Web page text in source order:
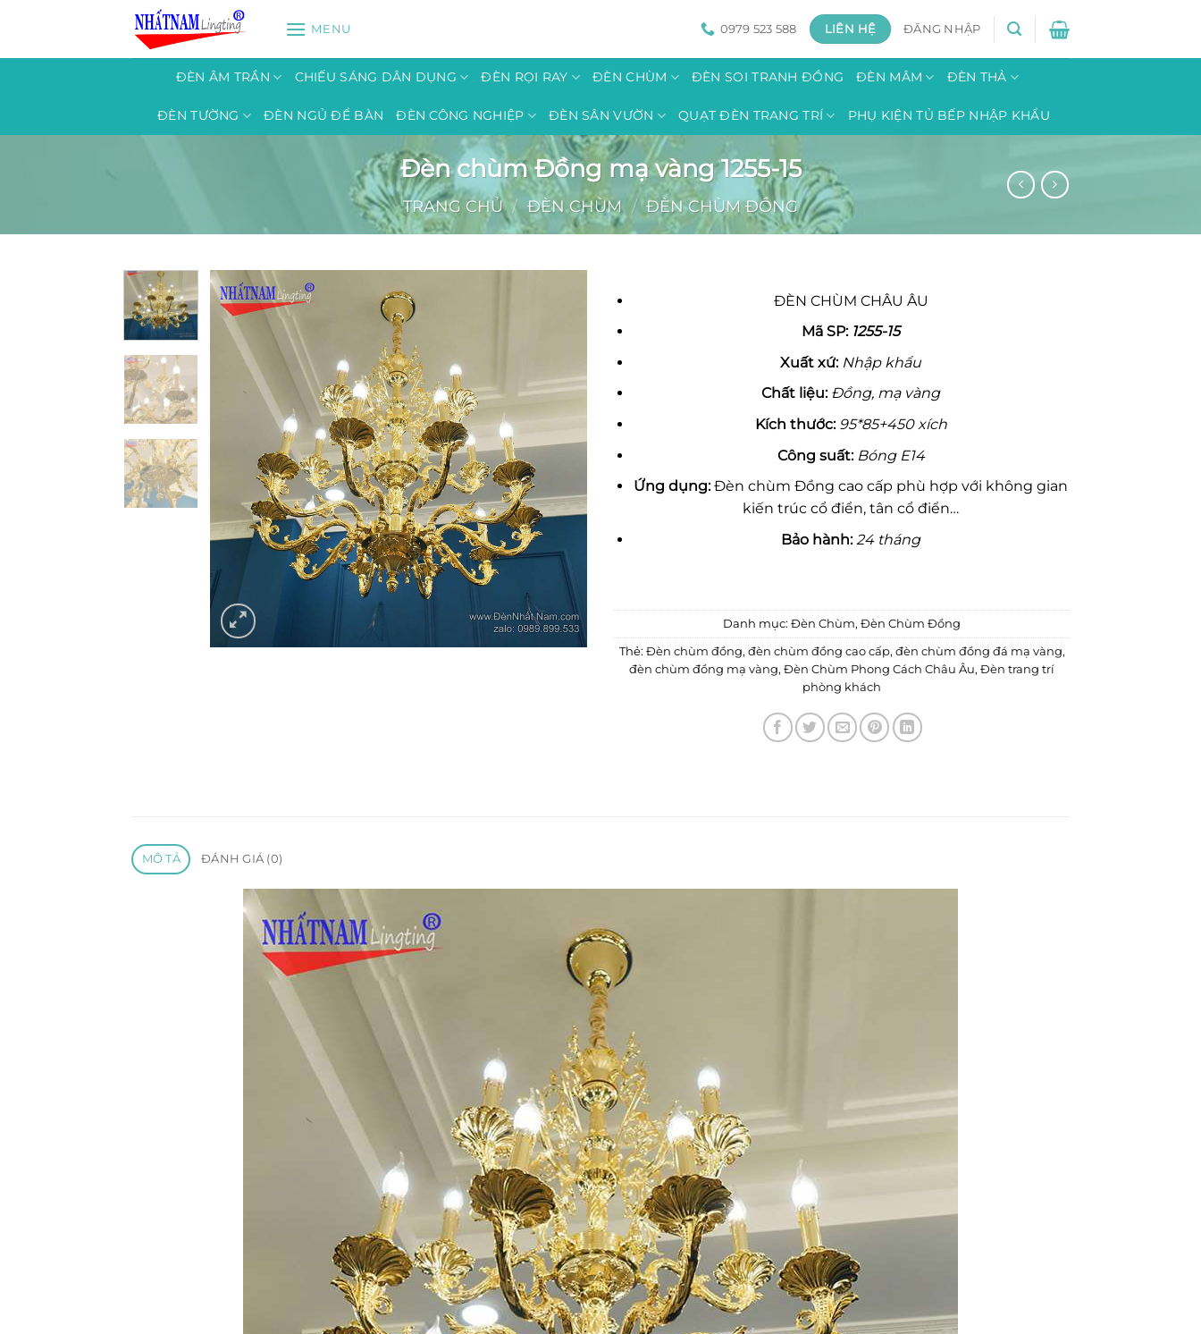
nội
MENU 0979 523 588 LIÊN HỆ ĐĂNG NHẬP
ĐÈN ÂM TRẦN CHIẾU SÁNG DÂN DỤNG ĐÈN RỌI RAY ĐÈN CHÙM ĐÈN SOI TRANH ĐỒNG ĐÈN MÂM ĐÈN THẢ
ĐÈN TƯỜNG ĐÈN NGỦ ĐỂ BÀN ĐÈN CÔNG NGHIỆP ĐÈN SÂN VƯỜN QUẠT ĐÈN TRANG TRÍ PHỤ KIỆN TỦ BẾP NHẬP KHẨU
Đèn chùm Đồng mạ vàng 1255-15
TRANG CHỦ / ĐÈN CHÙM / ĐÈN CHÙM ĐỒNG
ĐÈN CHÙM CHÂU ÂU
Mã SP:1255-15
Xuất xứ: Nhập khẩu
Chất liệu: Đồng, mạ vàng
Kích thước:95*85+450 xích
Công suất: Bóng E14
Ứng dụng:Đèn chùm Đồng cao cấp phù hợp với không gian
kiến trúc cổ điển, tân cổ điển…
Bảo hành: 24 tháng
Danh mục: Đèn Chùm, Đèn Chùm Đồng
Thẻ: Đèn chùm đồng, đèn chùm đồng cao cấp, đèn chùm đồng đá mạ vàng,
đèn chùm đồng mạ vàng, Đèn Chùm Phong Cách Châu Âu, Đèn trang trí
phòng khách
MÔ TẢ ĐÁNH GIÁ (0)